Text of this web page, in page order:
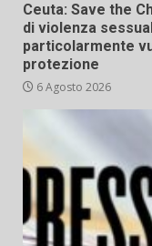
Ceuta: Save the
di violenza
particolarmente
protezione
6 Agosto 2026